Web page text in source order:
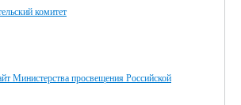
комитет
Министерства просвещения Российской